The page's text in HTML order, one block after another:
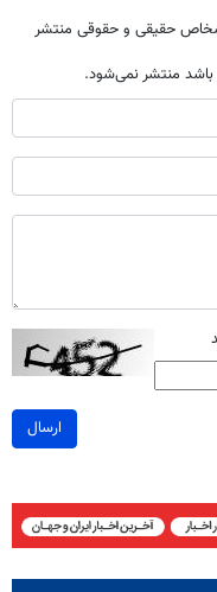
حقیقی و حقوقی منتشر
باشد منتشر نمی‌شود.
ارسال